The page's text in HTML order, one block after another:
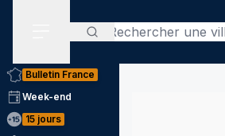
Rechercher
Bulletin France
Week-end
15 jours